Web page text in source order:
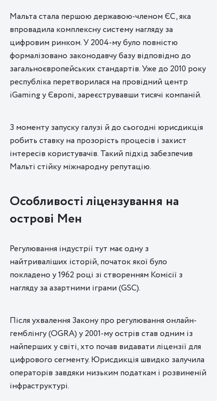
Мальта стала першою державою-членом ЄС, яка
впровадила комплексну систему нагляду за
цифровим ринком. У 2004-му було повністю
формалізовано законодавчу базу відповідно до
загальноєвропейських стандартів. Уже до 2010 року
республіка перетворилася на провідний центр
iGaming у Європі, зареєструвавши тисячі компаній.
З моменту запуску галузі й до сьогодні юрисдикція
робить ставку на прозорість процесів і захист
інтересів користувачів. Такий підхід забезпечив
Мальті стійку міжнародну репутацію.
Особливості ліцензування на
острові Мен
Регулювання індустрії тут має одну з
найтриваліших історій, початок якої було
покладено у 1962 році зі створенням Комісії з
нагляду за азартними іграми (GSC).
Після ухвалення Закону про регулювання онлайн-
гемблінгу (OGRA) у 2001-му острів став одним із
найперших у світі, хто почав видавати ліцензії для
цифрового сегменту. Юрисдикція швидко залучила
операторів завдяки низьким податкам і розвиненій
інфраструктурі.